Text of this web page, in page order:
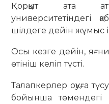
Қорқыт ата
университетіндегі
шілдеге дейін жұмыс
Осы кезге дейін,
өтініш келіп түсті.
Талапкерлер оқуға
бойынша төмендегі